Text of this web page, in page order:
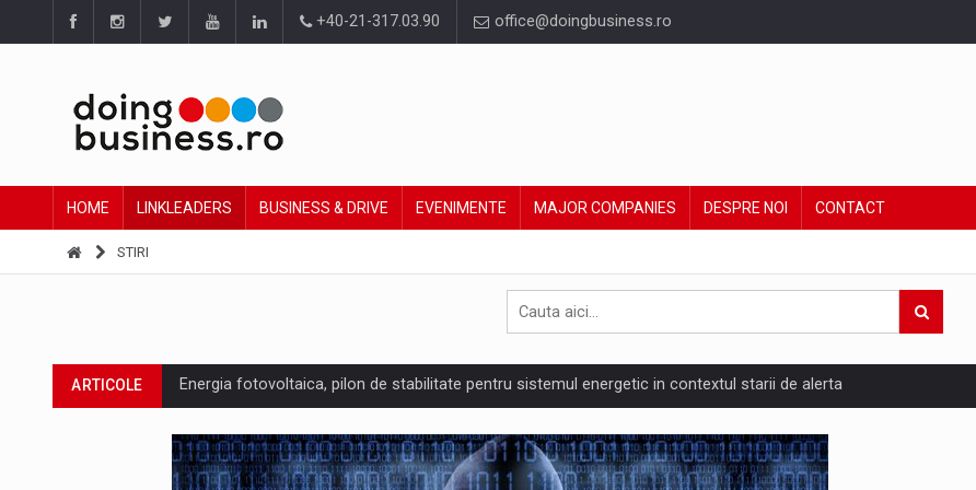
+40-21-317.03.90 office@doingbusiness.ro
HOME LINKLEADERS BUSINESS & DRIVE EVENIMENTE MAJOR COMPANIES DESPRE NOI CONTACT
STIRI
ARTICOLE Energia fotovoltaica, pilon de stabilitate pentru sistemul energetic in contextul starii de alerta
Cum invatam sa spunem nu intr-o cultura care pedepseste granitele?
Ingredient Spotlight: What SKU Level Tracking Reveals About Bakuchiol's Evolution